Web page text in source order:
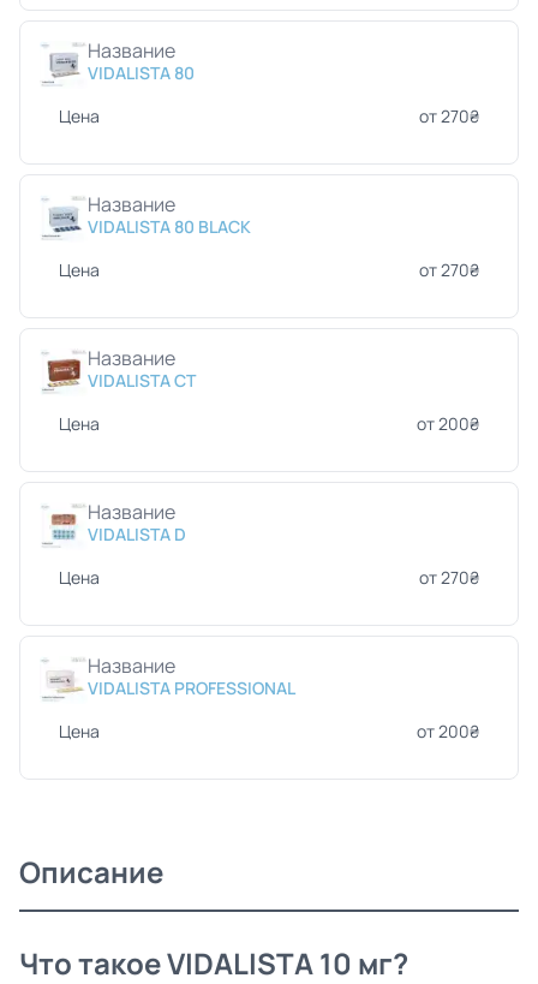
Название
VIDALISTA 80
Цена
от 270₴
Название
VIDALISTA 80 BLACK
Цена
от 270₴
Название
VIDALISTA CT
Цена
от 200₴
Название
VIDALISTA D
Цена
от 270₴
Название
VIDALISTA PROFESSIONAL
Цена
от 200₴
Описание
Что такое VIDALISTA 10 мг?